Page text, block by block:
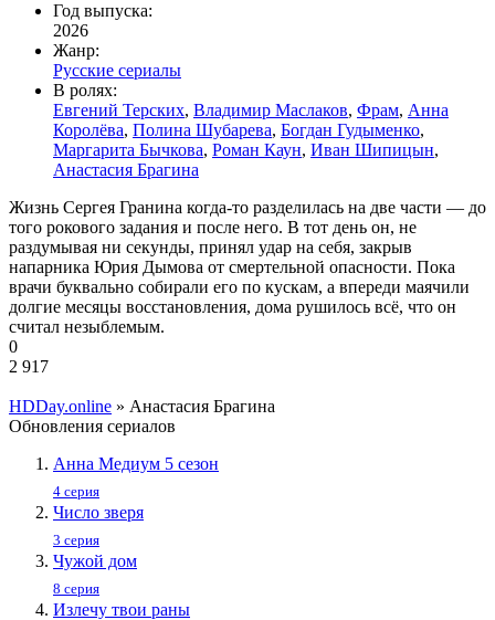
Год выпуска:
2026
Жанр:
Русские сериалы
В ролях:
Евгений Терских, Владимир Маслаков, Фрам, Анна
Королёва, Полина Шубарева, Богдан Гудыменко,
Маргарита Бычкова, Роман Каун, Иван Шипицын,
Анастасия Брагина
Жизнь Сергея Гранина когда-то разделилась на две части — до
того рокового задания и после него. В тот день он, не
раздумывая ни секунды, принял удар на себя, закрыв
напарника Юрия Дымова от смертельной опасности. Пока
врачи буквально собирали его по кускам, а впереди маячили
долгие месяцы восстановления, дома рушилось всё, что он
считал незыблемым.
0
2 917
HDDay.online » Анастасия Брагина
Обновления сериалов
Анна Медиум 5 сезон
4 серия
Число зверя
3 серия
Чужой дом
8 серия
Излечу твои раны